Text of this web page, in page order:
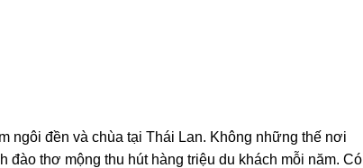
ngôi đền và chùa tại Thái Lan. Không những thế nơi
thơ mộng thu hút hàng triệu du khách mỗi năm. Có